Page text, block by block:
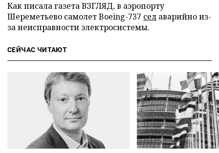
Как писала газета ВЗГЛЯД, в аэропорту
Шереметьево самолет Boeing-737 сел аварийно из-
за неисправности электросистемы.
СЕЙЧАС ЧИТАЮТ